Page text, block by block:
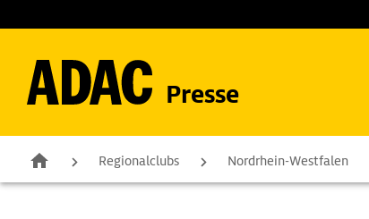
Presse
Regionalclubs Nordrhein-Westfalen